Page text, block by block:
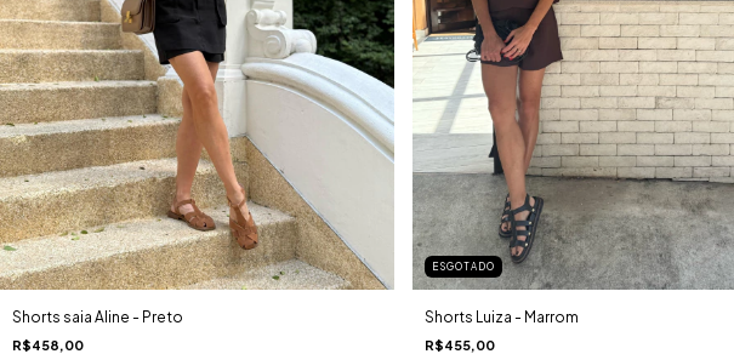
Shorts saia Aline - Preto
R$458,00
ESGOTADO
Shorts Luiza - Marrom
R$455,00